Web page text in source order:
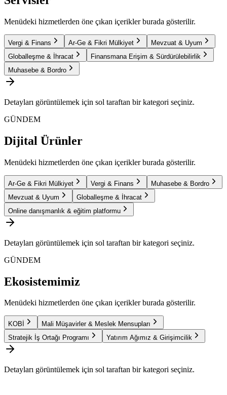
Menüdeki hizmetlerden öne çıkan içerikler burada gösterilir.
Vergi & Finans Ar-Ge & Fikri Mülkiyet
Mevzuat & Uyum
Globalleşme & İhracat
Finansmana Erişim & Sürdürülebilirlik
Muhasebe & Bordro
Detayları görüntülemek için sol taraftan bir kategori seçiniz.
GÜNDEM
Dijital Ürünler
Menüdeki hizmetlerden öne çıkan içerikler burada gösterilir.
Ar-Ge & Fikri Mülkiyet Vergi & Finans
Muhasebe & Bordro
Mevzuat & Uyum
Globalleşme & İhracat
Online danışmanlık & eğitim platformu
Detayları görüntülemek için sol taraftan bir kategori seçiniz.
GÜNDEM
Ekosistemimiz
Menüdeki hizmetlerden öne çıkan içerikler burada gösterilir.
KOBİ
Mali Müşavirler & Meslek Mensupları
Stratejik İş Ortağı Programı
Yatırım Ağımız & Girişimcilik
Detayları görüntülemek için sol taraftan bir kategori seçiniz.